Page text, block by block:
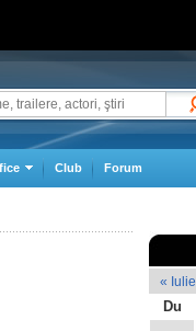
Club Forum
« Iulie
Du